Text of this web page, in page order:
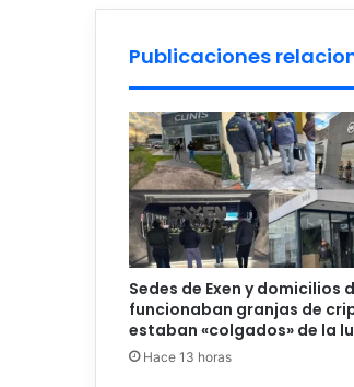
Publicaciones
Sedes de Exen y domicilios
funcionaban granjas de
estaban «colgados» de la
Hace 13 horas